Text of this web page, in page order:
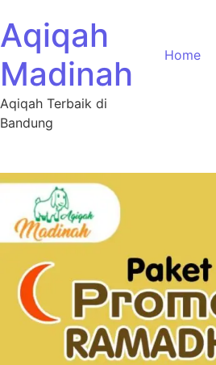
Aqiqah
Madinah
Aqiqah Terbaik di
Bandung
Home